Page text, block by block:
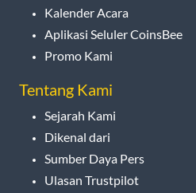
Kalender Acara
Aplikasi Seluler CoinsBee
Promo Kami
Tentang Kami
Sejarah Kami
Dikenal dari
Sumber Daya Pers
Ulasan Trustpilot